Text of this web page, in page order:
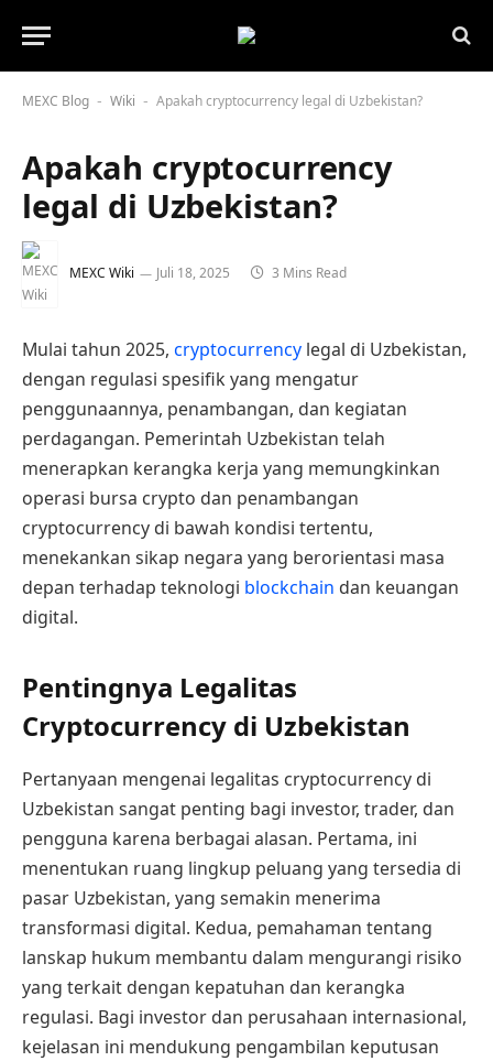
MEXC Blog - Wiki - Apakah cryptocurrency legal di Uzbekistan?
Apakah cryptocurrency
legal di Uzbekistan?
MEXC Wiki Juli 18, 2025 3 Mins Read
Mulai tahun 2025, cryptocurrency legal di Uzbekistan,
dengan regulasi spesifik yang mengatur
penggunaannya, penambangan, dan kegiatan
perdagangan. Pemerintah Uzbekistan telah
menerapkan kerangka kerja yang memungkinkan
operasi bursa crypto dan penambangan
cryptocurrency di bawah kondisi tertentu,
menekankan sikap negara yang berorientasi masa
depan terhadap teknologi blockchain dan keuangan
digital.
Pentingnya Legalitas
Cryptocurrency di Uzbekistan
Pertanyaan mengenai legalitas cryptocurrency di
Uzbekistan sangat penting bagi investor, trader, dan
pengguna karena berbagai alasan. Pertama, ini
menentukan ruang lingkup peluang yang tersedia di
pasar Uzbekistan, yang semakin menerima
transformasi digital. Kedua, pemahaman tentang
lanskap hukum membantu dalam mengurangi risiko
yang terkait dengan kepatuhan dan kerangka
regulasi. Bagi investor dan perusahaan internasional,
kejelasan ini mendukung pengambilan keputusan